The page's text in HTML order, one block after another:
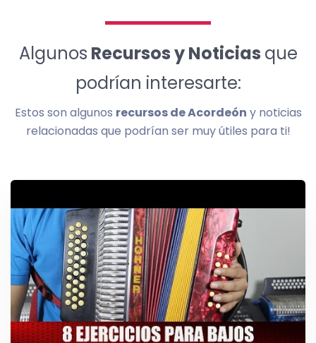
Algunos Recursos y Noticias que
podrían interesarte:
Estos son algunos recursos de Acordeón y noticias
relacionadas que podrían ser muy útiles para ti!